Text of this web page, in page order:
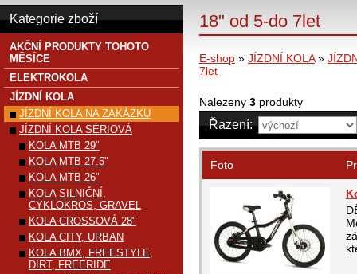
18" od 5-do 7let
E-shop » JÍZDNÍ KOLA»
7let
Nalezeny 3 produkty
Řazení:
Foto
Kategorie zboží
AKČNÍ PRODUKTY TOHOTO
MĚSÍCE
ELEKTROKOLA
JÍZDNÍ KOLA
JÍZDNÍ KOLA NA ZAKÁZKU
JÍZDNÍ KOLA SÉRIOVÁ
KOLA MTB 29"
KOLA MTB 27.5"
KOLA MTB 26"
KOLA SILNIČNÍ,
CYKLOKROS, GRAVEL
KOLA CROSSOVÁ 28"
KOLA CITY, URBAN
KOLA BMX, FREESTYLE,
DIRT, FREERIDE